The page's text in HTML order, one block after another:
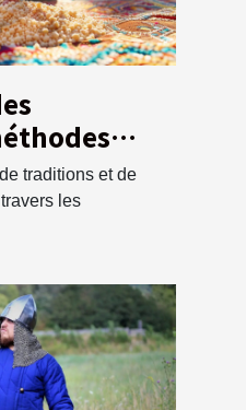
pour
de
traditions et de
les